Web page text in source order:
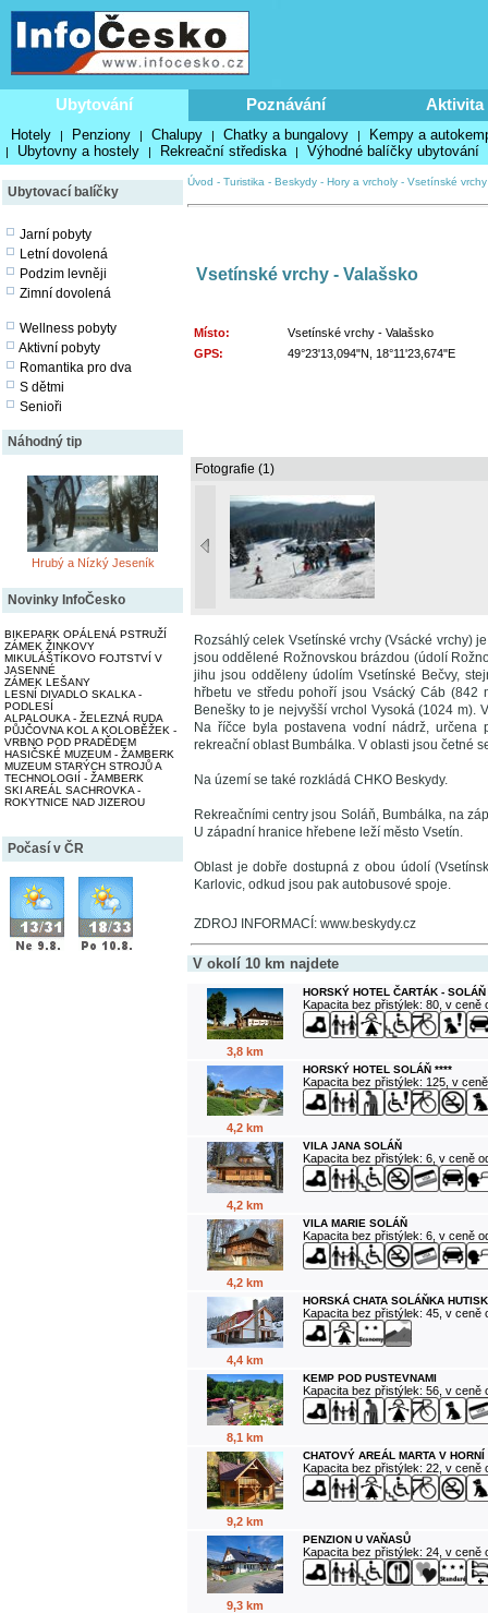
Ubytování Poznávání Aktivita
Hotely | Penziony | Chalupy | Chatky a bungalovy | Kempy a
| Ubytovny a hostely | Rekreační střediska | Výhodné balíčky ubytování
Ubytovací balíčky
Jarní pobyty
Letní dovolená
Podzim levněji
Zimní dovolená
Wellness pobyty
Aktivní pobyty
Romantika pro dva
S dětmi
Senioři
Náhodný tip
Hrubý a Nízký Jeseník
Novinky InfoČesko
BIKEPARK OPÁLENÁ PSTRUŽÍ
ZÁMEK ŽINKOVY
MIKULÁŠTÍKOVO FOJTSTVÍ V
JASENNÉ
ZÁMEK LEŠANY
LESNÍ DIVADLO SKALKA -
PODLESÍ
ALPALOUKA - ŽELEZNÁ RUDA
PŮJČOVNA KOL A KOLOBĚŽEK -
VRBNO POD PRADĚDEM
HASIČSKÉ MUZEUM - ŽAMBERK
MUZEUM STARÝCH STROJŮ A
TECHNOLOGIÍ - ŽAMBERK
SKI AREÁL SACHROVKA -
ROKYTNICE NAD JIZEROU
Počasí v ČR
Úvod - Turistika - Beskydy - Hory a vrcholy - Vsetínské
Vsetínské vrchy - Valašsko
Místo:
Vsetínské vrchy - Valašsko
GPS:
49°23'13,094"N, 18°11'23,674"E
Fotografie (1)
Rozsáhlý celek Vsetínské vrchy (Vsácké vrchy)
jsou oddělené Rožnovskou brázdou (údolí
jihu jsou odděleny údolím Vsetínské Bečvy,
hřbetu ve středu pohoří jsou Vsácký Cáb
Benešky to je nejvyšší vrchol Vysoká (1024 m).
Na říčce byla postavena vodní nádrž,
rekreační oblast Bumbálka. V oblasti jsou četné
Na území se také rozkládá CHKO Beskydy.
Rekreačními centry jsou Soláň, Bumbálka, na
U západní hranice hřebene leží město Vsetín.
Oblast je dobře dostupná z obou údolí
Karlovic, odkud jsou pak autobusové spoje.
ZDROJ INFORMACÍ: www.beskydy.cz
V okolí 10 km najdete
3,8 km
HORSKÝ HOTEL ČARTÁK - SOLÁŇ
Kapacita bez přistýlek: 80, v ceně
4,2 km
HORSKÝ HOTEL SOLÁŇ ****
Kapacita bez přistýlek: 125, v
4,2 km
VILA JANA SOLÁŇ
Kapacita bez přistýlek: 6, v ceně
4,2 km
VILA MARIE SOLÁŇ
Kapacita bez přistýlek: 6, v ceně
4,4 km
HORSKÁ CHATA SOLÁŇKA
Kapacita bez přistýlek: 45, v ceně
8,1 km
KEMP POD PUSTEVNAMI
Kapacita bez přistýlek: 56, v ceně
9,2 km
CHATOVÝ AREÁL MARTA V
Kapacita bez přistýlek: 22, v ceně
9,3 km
PENZION U VAŇASŮ
Kapacita bez přistýlek: 24, v ceně